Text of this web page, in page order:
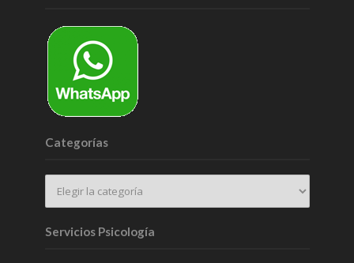
Categorías
Servicios Psicología